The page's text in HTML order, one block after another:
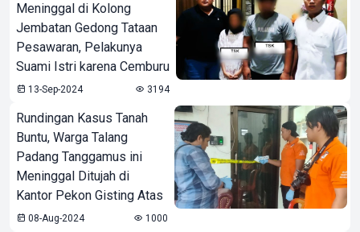
Meninggal di Kolong
Jembatan Gedong Tataan
Pesawaran, Pelakunya
Suami Istri karena Cemburu
13-Sep-2024 3194
Rundingan Kasus Tanah
Buntu, Warga Talang
Padang Tanggamus ini
Meninggal Ditujah di
Kantor Pekon Gisting Atas
08-Aug-2024 1000